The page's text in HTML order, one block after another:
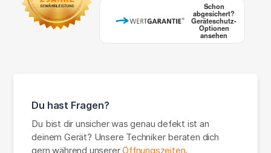
Schon
abgesichert?
Geräteschutz-
Optionen
ansehen
Du hast Fragen?
Du bist dir unsicher was genau defekt ist an
deinem Gerät? Unsere Techniker beraten dich
gern während unsererÖffnungszeiten.